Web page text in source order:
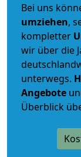
Bei uns
umziehen,
kompletter
wir über die
unterwegs.
Angebote
Überblick